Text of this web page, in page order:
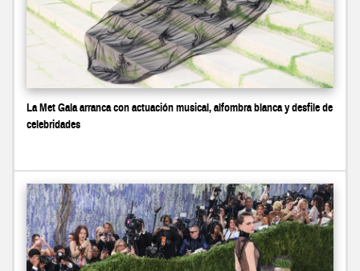
La Met Gala arranca con actuación musical, alfombra blanca y desfile de
celebridades